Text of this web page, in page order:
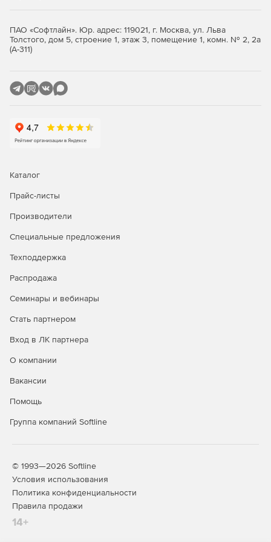
Архитектура безопасности на основе ролей, которая
специалистам точного уровня доступа к функциям и
компьютерам, необходимым им для выполнения своей
работы.
ПАО «Софтлайн». Юр. адрес: 119021, г. Москва, ул. Льва
Толстого, дом 5, строение 1, этаж 3, помещение 1, комн. № 2, 2а
(А-311)
Каталог
Прайс-листы
Производители
Специальные предложения
Техподдержка
Распродажа
Семинары и вебинары
Стать партнером
Вход в ЛК партнера
О компании
Вакансии
Помощь
Группа компаний Softline
© 1993—2026 Softline
Условия использования
Политика конфиденциальности
Правила продажи
14+